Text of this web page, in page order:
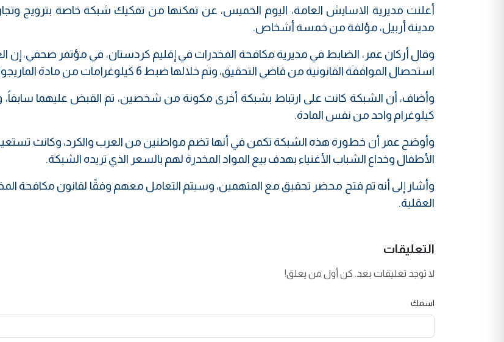
أعلنت مديرية الاسايش العامة، اليوم الخميس، عن تمكنها من تفكيك شبكة خاصة بترويج
مدينة أربيل، مؤلفة من خمسة أشخاص.
وقال أركان عمر، الضابط في مديرية مكافحة المخدرات في إقليم كردستان، في مؤتمر صحفي، إن
استحصال الموافقة القانونية من قاضي التحقيق، وتم خلالها ضبط 6 كيلوغرامات من مادة الماريجوانا.
وأضاف، أن الشبكة كانت على ارتباط بشبكة أخرى مكونة من شخصين، تم القبض عليهما
كيلوغرام واحد من نفس المادة.
وأوضح عمر أن خطورة هذه الشبكة تكمن في أنها تضم مواطنين من العرب والكرد، وكانت تستعين
الأطفال وخداع الشباب الأغنياء بهدف بيع المواد المخدرة لهم بالسعر الذي تريده الشبكة.
وأشار إلى أنه تم فتح محضر تحقيق مع المتهمين، وسيتم التعامل معهم وفقًا لقانون مكافحة
العقلية.
التعليقات
لا توجد تعليقات بعد. كن أول من يعلق!
اسمك